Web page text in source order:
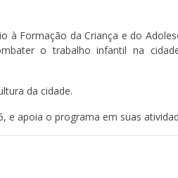
à Formação da Criança e do
o trabalho infantil na
da cidade.
e apoia o programa em suas